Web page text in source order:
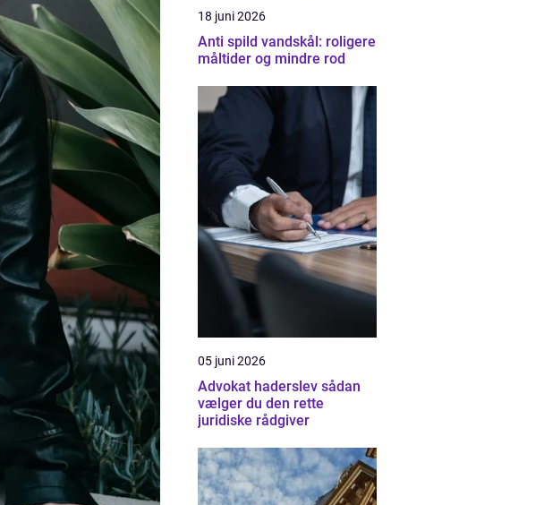
18 juni 2026
Anti spild vandskål: roligere
måltider og mindre rod
05 juni 2026
Advokat haderslev sådan
vælger du den rette
juridiske rådgiver